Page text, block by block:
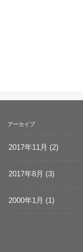
アーカイブ
2017年11月 (2)
2017年8月 (3)
2000年1月 (1)